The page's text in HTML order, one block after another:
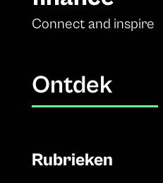
Connect and inspire
Ontdek
Rubrieken